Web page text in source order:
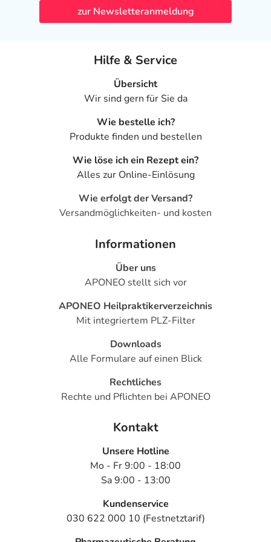
Fluid herausnehmen und erst nach 15 Minuten wieder
einsetzen.
Reaktionsvermögen durch Schlierenbildung für einige
Minuten beeinträchtigen. Deshalb sollten Sie in dieser
Zeitspanne nicht am Straßenverkehr teilnehmen, keine
Maschinen bedienen und nicht ohne sicheren Halt
Arzneimittel für Kinder unzugänglich aufbewahren.
Bitte Packungsbeilage beachten.
dem auf der Packung oder der Umverpackung
sich auf den letzten Tag des angegebenen Monats.
1 ml Augentropfen enthält 50 mg Dexpanthenol
Die sonstigen Bestandteile sind:
als Konservierungsmittel); Natriumedetat (Ph.
Dodecahydrat (Ph. Eur.); Natriumdihydrogenphosphat-
Dihydrat; Wasser für Injektionszwecke.
Adresse des Anbieters/Herstellers
Dr. Gerhard Mann Chem.-pharm.Fabrik GmbH
Brunsbütteler Damm 165/173
PDF des Beipackzettelskönnen Sie sich oben
herunterladen.
zur Newsletteranmeldung
Hilfe & Service
Übersicht
Wir sind gern für Sie da
Wie bestelle ich?
Produkte finden und bestellen
Wie löse ich ein Rezept ein?
Alles zur Online-Einlösung
Wie erfolgt der Versand?
Versandmöglichkeiten- und kosten
Informationen
Über uns
APONEO stellt sich vor
APONEO Heilpraktikerverzeichnis
Mit integriertem PLZ-Filter
Downloads
Alle Formulare auf einen Blick
Rechtliches
Rechte und Pflichten bei APONEO
Kontakt
Unsere Hotline
Mo - Fr 9:00 - 18:00
Sa 9:00 - 13:00
Kundenservice
030 622 000 10 (Festnetztarif)